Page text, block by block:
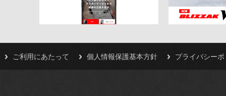
ご利用にあたって 個人情報保護基本方針 プライバシー